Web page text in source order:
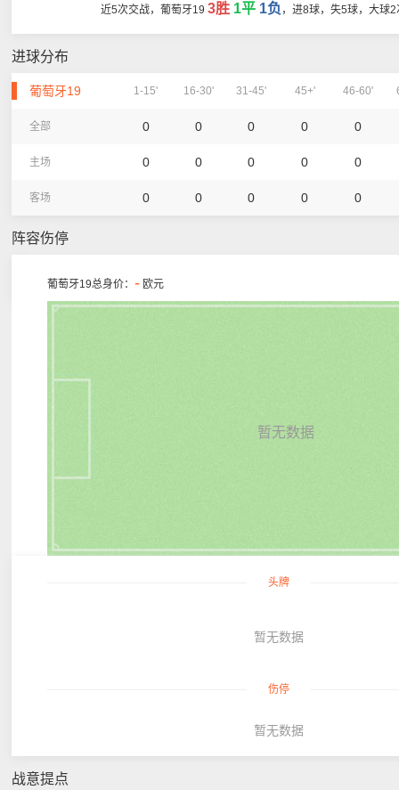
近5次交战，葡萄牙19 3胜 1平 1负 ，进8球，失5球，大球
进球分布
葡萄牙19 1-15' 16-30' 31-45' 45+' 46-60'
全部 0 0 0 0 0
主场 0 0 0 0 0
客场 0 0 0 0 0
阵容伤停
葡萄牙19总身价： - 欧元
暂无数据
头牌
暂无数据
伤停
暂无数据
战意提点